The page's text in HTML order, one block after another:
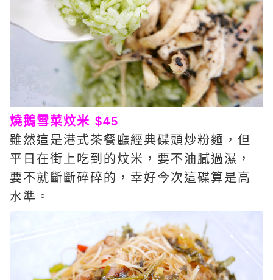
燒鵝雪菜炆米 $45
雖然這是港式茶餐廳經典碟頭炒粉麵，但
平日在街上吃到的炆米，要不油膩過濕，
要不就斷斷碎碎的，幸好今次這碟算是高
水準。